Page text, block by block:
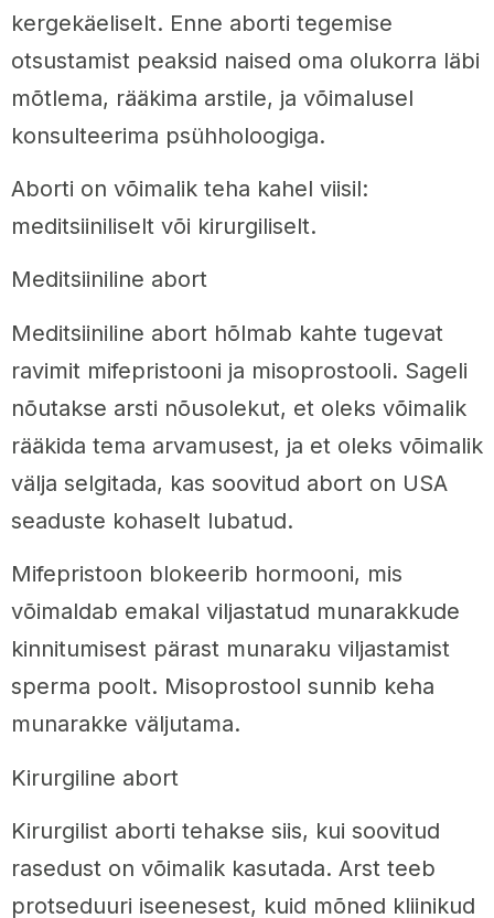
kergekäeliselt. Enne aborti tegemise
otsustamist peaksid naised oma olukorra läbi
mõtlema, rääkima arstile, ja võimalusel
konsulteerima psühholoogiga.
Aborti on võimalik teha kahel viisil:
meditsiiniliselt või kirurgiliselt.
Meditsiiniline abort
Meditsiiniline abort hõlmab kahte tugevat
ravimit mifepristooni ja misoprostooli. Sageli
nõutakse arsti nõusolekut, et oleks võimalik
rääkida tema arvamusest, ja et oleks võimalik
välja selgitada, kas soovitud abort on USA
seaduste kohaselt lubatud.
Mifepristoon blokeerib hormooni, mis
võimaldab emakal viljastatud munarakkude
kinnitumisest pärast munaraku viljastamist
sperma poolt. Misoprostool sunnib keha
munarakke väljutama.
Kirurgiline abort
Kirurgilist aborti tehakse siis, kui soovitud
rasedust on võimalik kasutada. Arst teeb
protseduuri iseenesest, kuid mõned kliinikud